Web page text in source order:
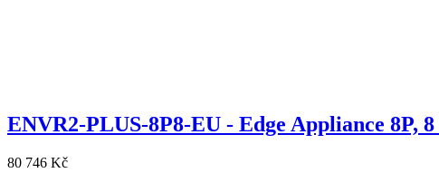
ENVR2-PLUS-8P8-EU - Edge Appliance 8P,
80 746 Kč